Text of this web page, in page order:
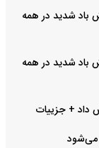
امروز شنبه ۱۷ مرداد ۱۴۰۵ / وزش باد شدید در همه
امروز شنبه ۱۷ مرداد ۱۴۰۵ / وزش باد شدید در همه
داد + جزییات